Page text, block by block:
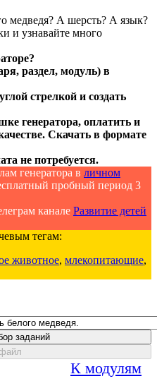
медведя? А шерсть? А язык?
и узнавайте много
раздел, модуль) в
стрелкой и создать
генератора, оплатить и
Скачать в формате
не потребуется.
генератора в личном
пробный период 3
канале Развитие детей
тегам:
животное, млекопитающие,
заданий
К модулям